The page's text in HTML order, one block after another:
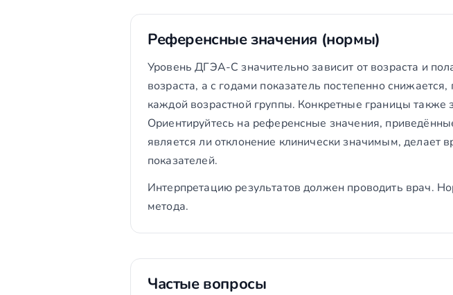
Референсные значения (нормы)
Уровень ДГЭА-С значительно зависит от возраста и
возраста, а с годами показатель постепенно
каждой возрастной группы. Конкретные границы также
Ориентируйтесь на референсные значения,
является ли отклонение клинически значимым, делает
показателей.
Интерпретацию результатов должен проводить врач.
метода.
Частые вопросы